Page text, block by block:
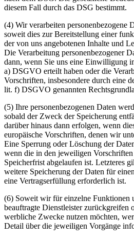
diesem Fall durch das DSG bestimmt.
(4) Wir verarbeiten personenbezogene
soweit dies zur Bereitstellung einer
der von uns angebotenen Inhalte und
Die Verarbeitung personenbezogener
dann, wenn Sie uns eine Einwilligung
a) DSGVO erteilt haben oder die
Vorschriften, insbesondere durch eine
lit. f) DSGVO genannten
(5) Ihre personenbezogenen Daten
sobald der Zweck der Speicherung
darüber hinaus dann erfolgen, wenn
europäische Vorschriften, denen wir
Eine Sperrung oder Löschung der
wenn die in den jeweiligen
Speicherfrist abgelaufen ist. Letzteres
weitere Speicherung der Daten für
eine Vertragserfüllung erforderlich ist.
(6) Soweit wir für einzelne Funktionen
beauftragte Dienstleister zurückgreifen
werbliche Zwecke nutzen möchten,
Detail über die jeweiligen Vorgänge